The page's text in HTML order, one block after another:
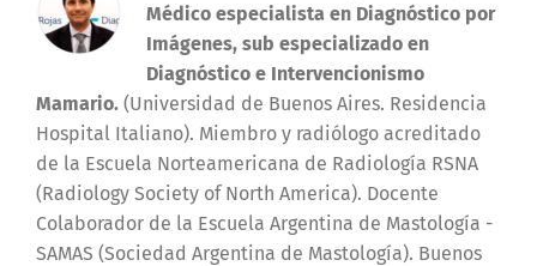
Médico especialista en Diagnóstico por
Imágenes, sub especializado en
Diagnóstico e Intervencionismo
Mamario. (Universidad de Buenos Aires. Residencia
Hospital Italiano). Miembro y radiólogo acreditado
de la Escuela Norteamericana de Radiología RSNA
(Radiology Society of North America). Docente
Colaborador de la Escuela Argentina de Mastología -
SAMAS (Sociedad Argentina de Mastología). Buenos